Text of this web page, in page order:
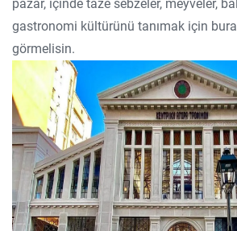
pazar, içinde taze sebzeler, meyveler,
gastronomi kültürünü tanımak için
görmelisin.